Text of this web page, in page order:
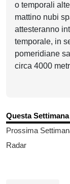
o temporali
mattino nubi
attesteranno
temporale, in
pomeridiane
circa 4000
Questa Settimana
Prossima
Radar